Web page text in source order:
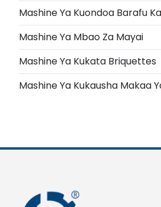
Mashine Ya Kuondoa Barafu
Mashine Ya Mbao Za Mayai
Mashine Ya Kukata Briquettes
Mashine Ya Kukausha Makaa